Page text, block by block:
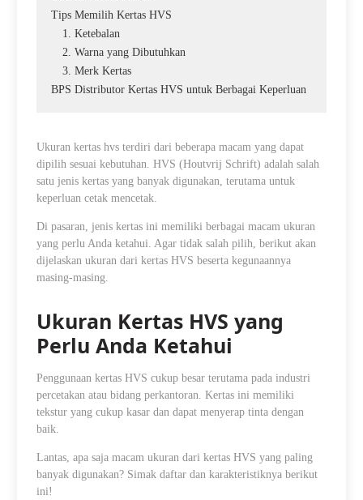
Tips Memilih Kertas HVS
1. Ketebalan
2. Warna yang Dibutuhkan
3. Merk Kertas
BPS Distributor Kertas HVS untuk Berbagai Keperluan
Ukuran kertas hvs terdiri dari beberapa macam yang dapat
dipilih sesuai kebutuhan. HVS (Houtvrij Schrift) adalah salah
satu jenis kertas yang banyak digunakan, terutama untuk
keperluan cetak mencetak.
Di pasaran, jenis kertas ini memiliki berbagai macam ukuran
yang perlu Anda ketahui. Agar tidak salah pilih, berikut akan
dijelaskan ukuran dari kertas HVS beserta kegunaannya
masing-masing.
Ukuran Kertas HVS yang
Perlu Anda Ketahui
Penggunaan kertas HVS cukup besar terutama pada industri
percetakan atau bidang perkantoran. Kertas ini memiliki
tekstur yang cukup kasar dan dapat menyerap tinta dengan
baik.
Lantas, apa saja macam ukuran dari kertas HVS yang paling
banyak digunakan? Simak daftar dan karakteristiknya berikut
ini!